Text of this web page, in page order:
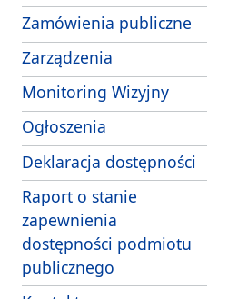
Zamówienia publiczne
Zarządzenia
Monitoring Wizyjny
Ogłoszenia
Deklaracja dostępności
Raport o stanie
zapewnienia
dostępności podmiotu
publicznego